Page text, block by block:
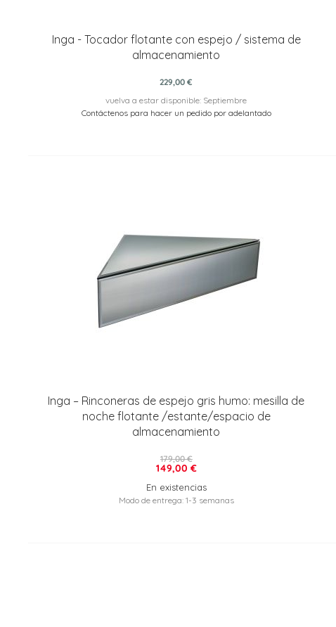
Inga - Tocador flotante con espejo / sistema de
almacenamiento
229,00 €
vuelva a estar disponible: Septiembre
Contáctenos para hacer un pedido por adelantado
Inga – Rinconeras de espejo gris humo: mesilla de
noche flotante /estante/espacio de
almacenamiento
149,00 €
179,00 €
En existencias
Modo de entrega: 1-3 semanas